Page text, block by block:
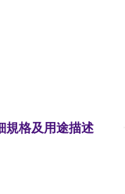
規格及用途描述